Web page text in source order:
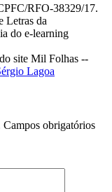
RFO-38329/17.
Letras da
do e-learning
site Mil Folhas --
Lagoa
Campos obrigatórios